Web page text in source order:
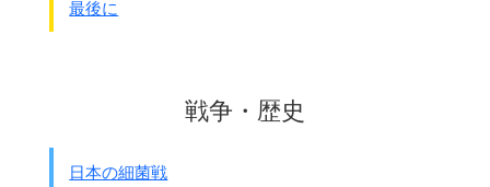
最後に
戦争・歴史
日本の細菌戦